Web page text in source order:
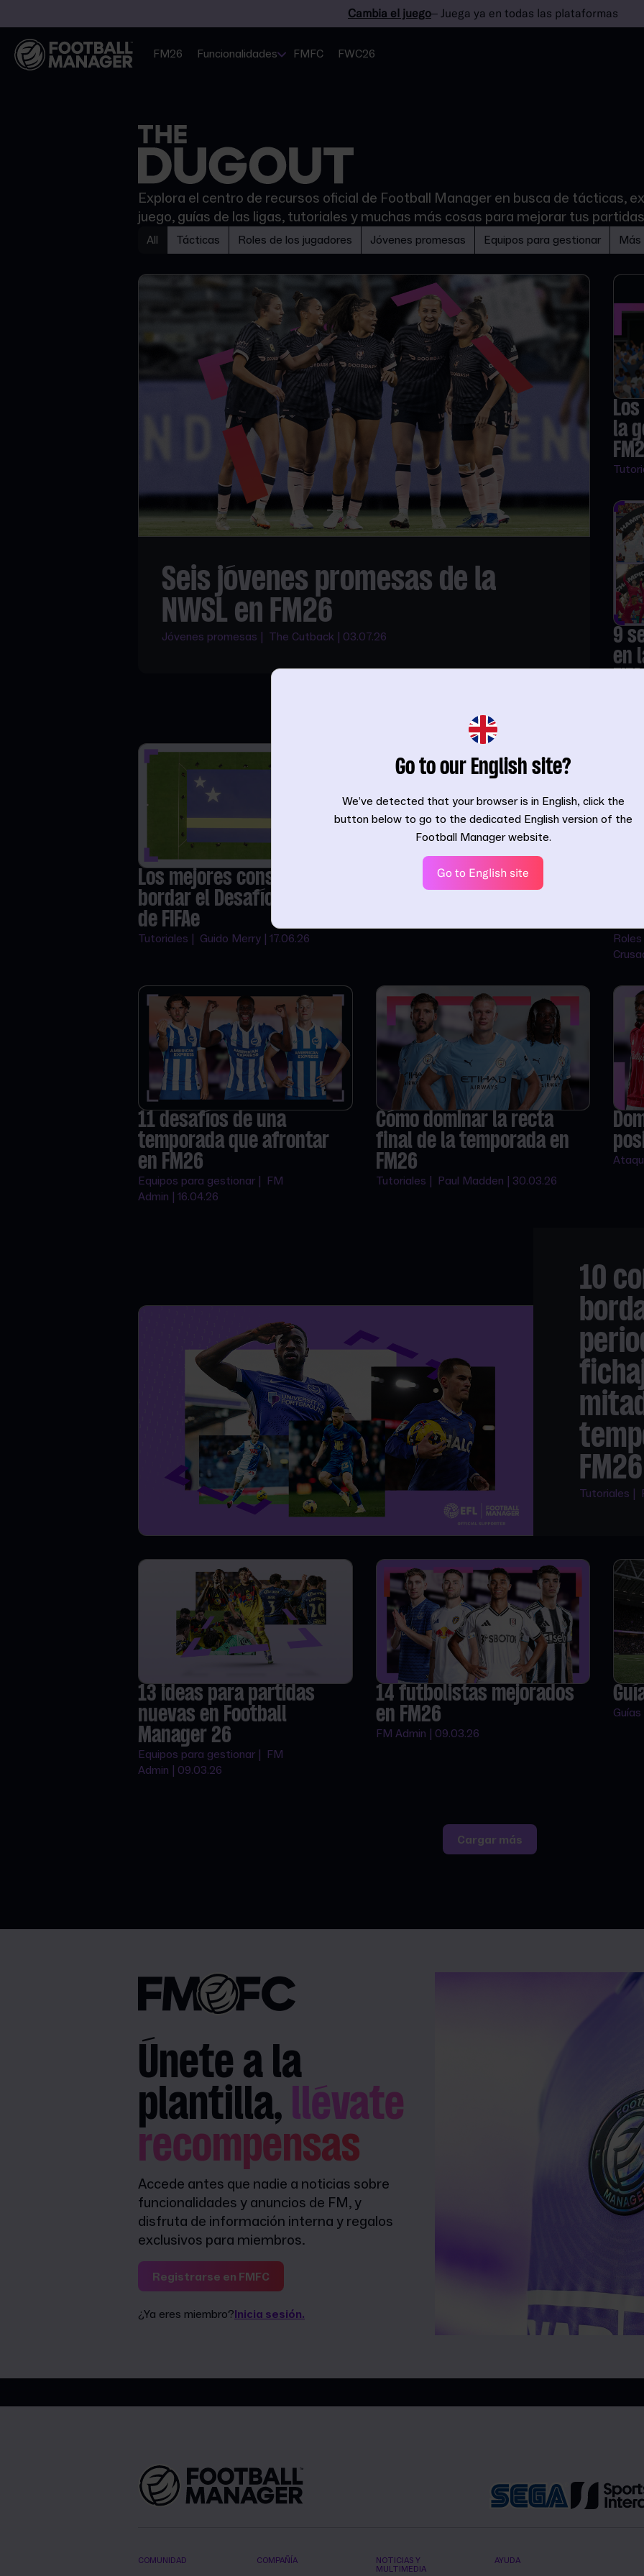
Cambia el juego– Juega ya en todas las plataformas
FM26 Funcionalidades FMFC FWC26
Explora el centro de recursos oficial de Football Manager en busca de tácticas,
juego, guías de las ligas, tutoriales y muchas más cosas para mejorar tus
All Tácticas Roles de los jugadores Jóvenes promesas Equipos para gestionar Más
Seis jóvenes promesas de la
NWSL en FM26
Jóvenes promesas | The Cutback | 03.07.26
la
9
en
Los mejores consejos para
bordar el Desafío Curazao
de FIFAe
Tutoriales | Guido Merry | 17.06.26
Perfecciona a tu mánager
11 desafíos de una
temporada que afrontar
en FM26
Equipos para gestionar | FM
Admin | 16.04.26
Cómo dominar la recta
final de la temporada en
FM26
Tutoriales | Paul Madden | 30.03.26
10
FM26
Tutoriales |
13 ideas para partidas
nuevas en Football
Manager 26
Equipos para gestionar | FM
Admin | 09.03.26
14 futbolistas mejorados
en FM26
FM Admin | 09.03.26
Cargar más
Únete a la
plantilla, llévate
recompensas
Accede antes que nadie a noticias sobre
funcionalidades y anuncios de FM, y
disfruta de información interna y regalos
exclusivos para miembros.
Registrarse en FMFC
¿Ya eres miembro?Inicia sesión.
COMUNIDAD COMPAÑÍA
NOTICIAS Y
MULTIMEDIA
AYUDA
Go to our English site?
We’ve detected that your browser is in English, click the
button below to go to the dedicated English version of the
Football Manager website.
Go to English site